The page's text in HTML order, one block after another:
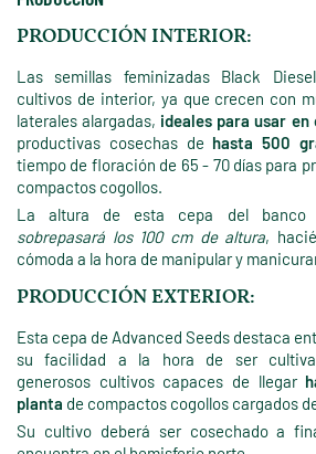
PRODUCCIÓN INTERIOR:
Las semillas feminizadas Black
cultivos de interior, ya que crecen con
laterales alargadas, ideales para usar en
productivas cosechas de hasta 500
tiempo de floración de 65 - 70 días para
compactos cogollos.
La altura de esta cepa del banco
sobrepasará los 100 cm de altura,
cómoda a la hora de manipular y
PRODUCCIÓN EXTERIOR:
Esta cepa de Advanced Seeds destaca
su facilidad a la hora de ser
generosos cultivos capaces de llegar
planta de compactos cogollos cargados
Su cultivo deberá ser cosechado a